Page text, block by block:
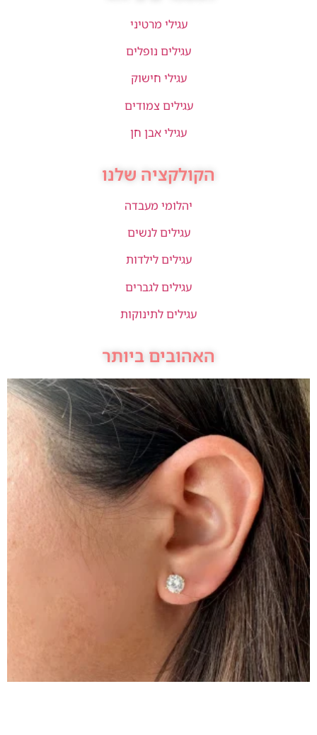
עגילי מרטיני
עגילים נופלים
עגילי חישוק
עגילים צמודים
עגילי אבן חן
הקולקציה שלנו
יהלומי מעבדה
עגילים לנשים
עגילים לילדות
עגילים לגברים
עגילים לתינוקות
האהובים ביותר